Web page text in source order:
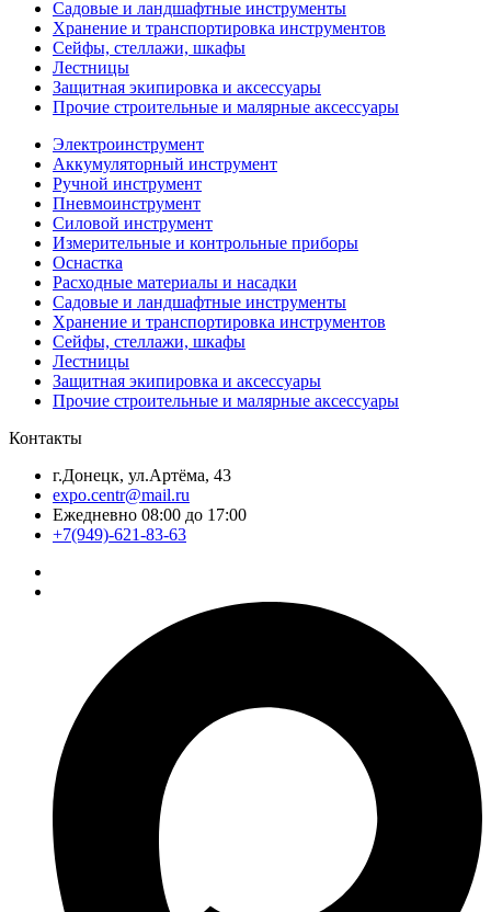
Садовые и ландшафтные инструменты
Хранение и транспортировка инструментов
Сейфы, стеллажи, шкафы
Лестницы
Защитная экипировка и аксессуары
Прочие строительные и малярные аксессуары
Электроинструмент
Аккумуляторный инструмент
Ручной инструмент
Пневмоинструмент
Силовой инструмент
Измерительные и контрольные приборы
Оснастка
Расходные материалы и насадки
Садовые и ландшафтные инструменты
Хранение и транспортировка инструментов
Сейфы, стеллажи, шкафы
Лестницы
Защитная экипировка и аксессуары
Прочие строительные и малярные аксессуары
Контакты
г.Донецк, ул.Артёма, 43
expo.centr@mail.ru
Ежедневно 08:00 до 17:00
+7(949)-621-83-63